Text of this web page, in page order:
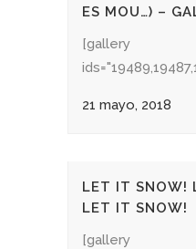
ES MOU…) –
[gallery
21 mayo, 2018
LET IT SNOW!
LET IT SNOW!
[gallery